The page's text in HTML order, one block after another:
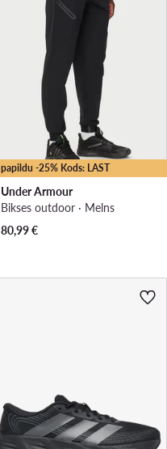
papildu -25% Kods: LAST
Under Armour
Bikses outdoor · Melns
80,99€